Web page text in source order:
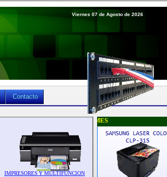
Contacto
Viernes 07 de Agosto de 2026
IMPRESORES Y MULTIFUNCION
OFERTAS DEL MES